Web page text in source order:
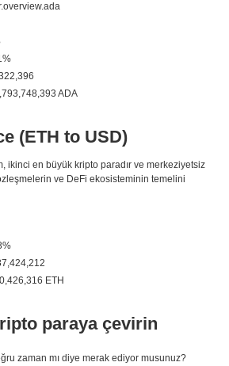
ADA
(ETH to USD)
ikinci en büyük kripto paradır ve merkeziyetsiz
ve DeFi ekosisteminin temelini
ETH
paraya çevirin
zaman mı diye merak ediyor musunuz?